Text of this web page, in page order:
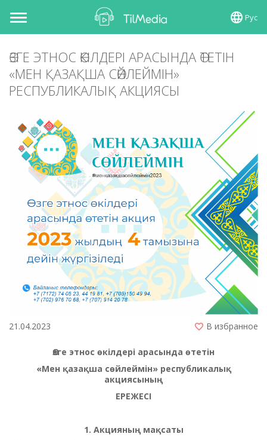
Toggle
navigation
Рус
ӨЗГЕ ЭТНОС ӨКІЛДЕРІ АРАСЫНДА ӨТЕТІН
«МЕН ҚАЗАҚША СӨЙЛЕЙМІН»
РЕСПУБЛИКАЛЫҚ АКЦИЯСЫ
21.04.2023 В избранное
Өзге этнос өкілдері арасында өтетін
«Мен қазақша сөйлеймін» республикалық
акциясының
ЕРЕЖЕСІ
1. Акцияның мақсаты